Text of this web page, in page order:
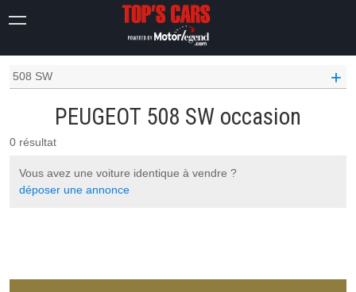
PEUGEOT OCCASION
508 SW
+
PEUGEOT 508 SW occasion
0 résultat
Vous avez une voiture identique à vendre ?
déposer une annonce